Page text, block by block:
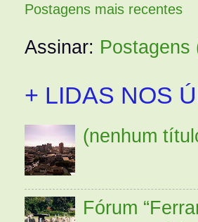
Postagens mais recentes
Assinar: Postagens
+ LIDAS NOS
(nenhum
Fórum